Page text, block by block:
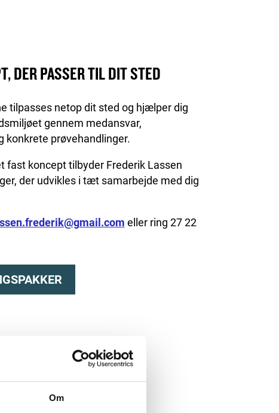
Om
DER PASSER TIL DIT STED
tilpasses netop dit sted og hjælper dig
gennem medansvar,
konkrete prøvehandlinger.
fast koncept tilbyder Frederik Lassen
der udvikles i tæt samarbejde med dig
eller ring 27 22